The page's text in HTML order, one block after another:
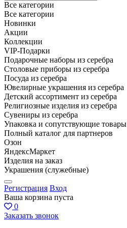
Все категории
Все категории
Новинки
Акции
Коллекции
VIP-Подарки
Подарочные наборы из серебра
Столовые приборы из серебра
Посуда из серебра
Ювелирные украшения из серебра
Детский ассортимент из серебра
Религиозные изделия из серебра
Сувениры из серебра
Упаковка и сопутствующие товары
Полный каталог для партнеров
Озон
ЯндексМаркет
Изделия на заказ
Украшения (служебные)
Регистрация Вход
Ваша корзина пуста
0
Заказать звонок